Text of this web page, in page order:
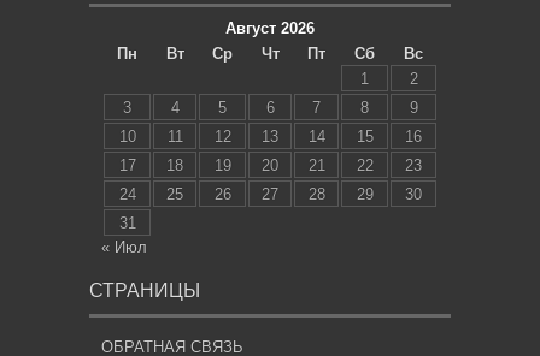
Август 2026
Пн
Вт Ср Чт Пт Сб
Вс
1
2
3
4 5 6 7 8
9
10
11 12 13 14 15
16
17
18 19 20 21 22
23
24
25 26 27 28 29
30
31
« Июл
СТРАНИЦЫ
ОБРАТНАЯ СВЯЗЬ